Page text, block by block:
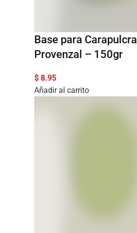
Base para Carapulcra
Provenzal – 150gr
$8.95
Añadir al carrito